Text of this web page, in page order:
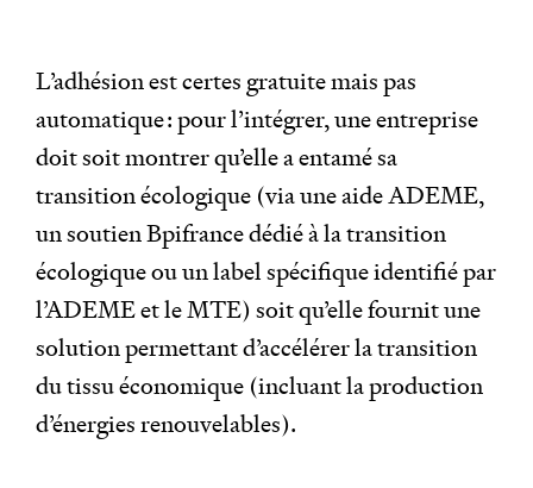
L’adhésion est certes gratuite mais pas
automatique : pour l’intégrer, une entreprise
doit soit montrer qu’elle a entamé sa
transition écologique (via une aide ADEME,
un soutien Bpifrance dédié à la transition
écologique ou un label spécifique identifié par
l’ADEME et le MTE) soit qu’elle fournit une
solution permettant d’accélérer la transition
du tissu économique (incluant la production
d’énergies renouvelables).